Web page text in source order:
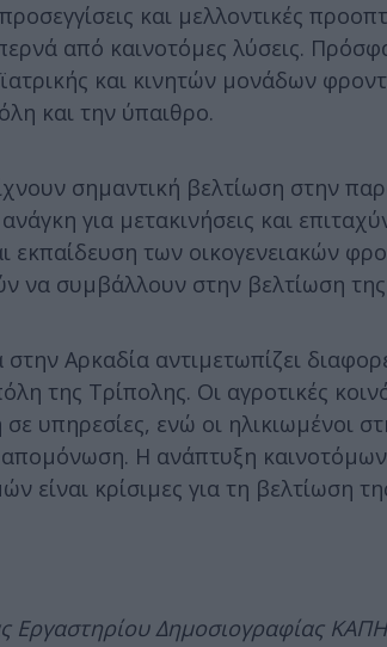
και μελλοντικές
από καινοτόμες λύσεις.
και κινητών μονάδων
και την ύπαιθρο.
σημαντική βελτίωση στην
για μετακινήσεις και
εκπαίδευση των οικογενειακών
να συμβάλλουν στην βελτίωση
στην Αρκαδία αντιμετωπίζει
της Τρίπολης. Οι αγροτικές
υπηρεσίες, ενώ οι ηλικιωμένοι
Η ανάπτυξη
είναι κρίσιμες για τη βελτίωση
Δημοσιογραφίας